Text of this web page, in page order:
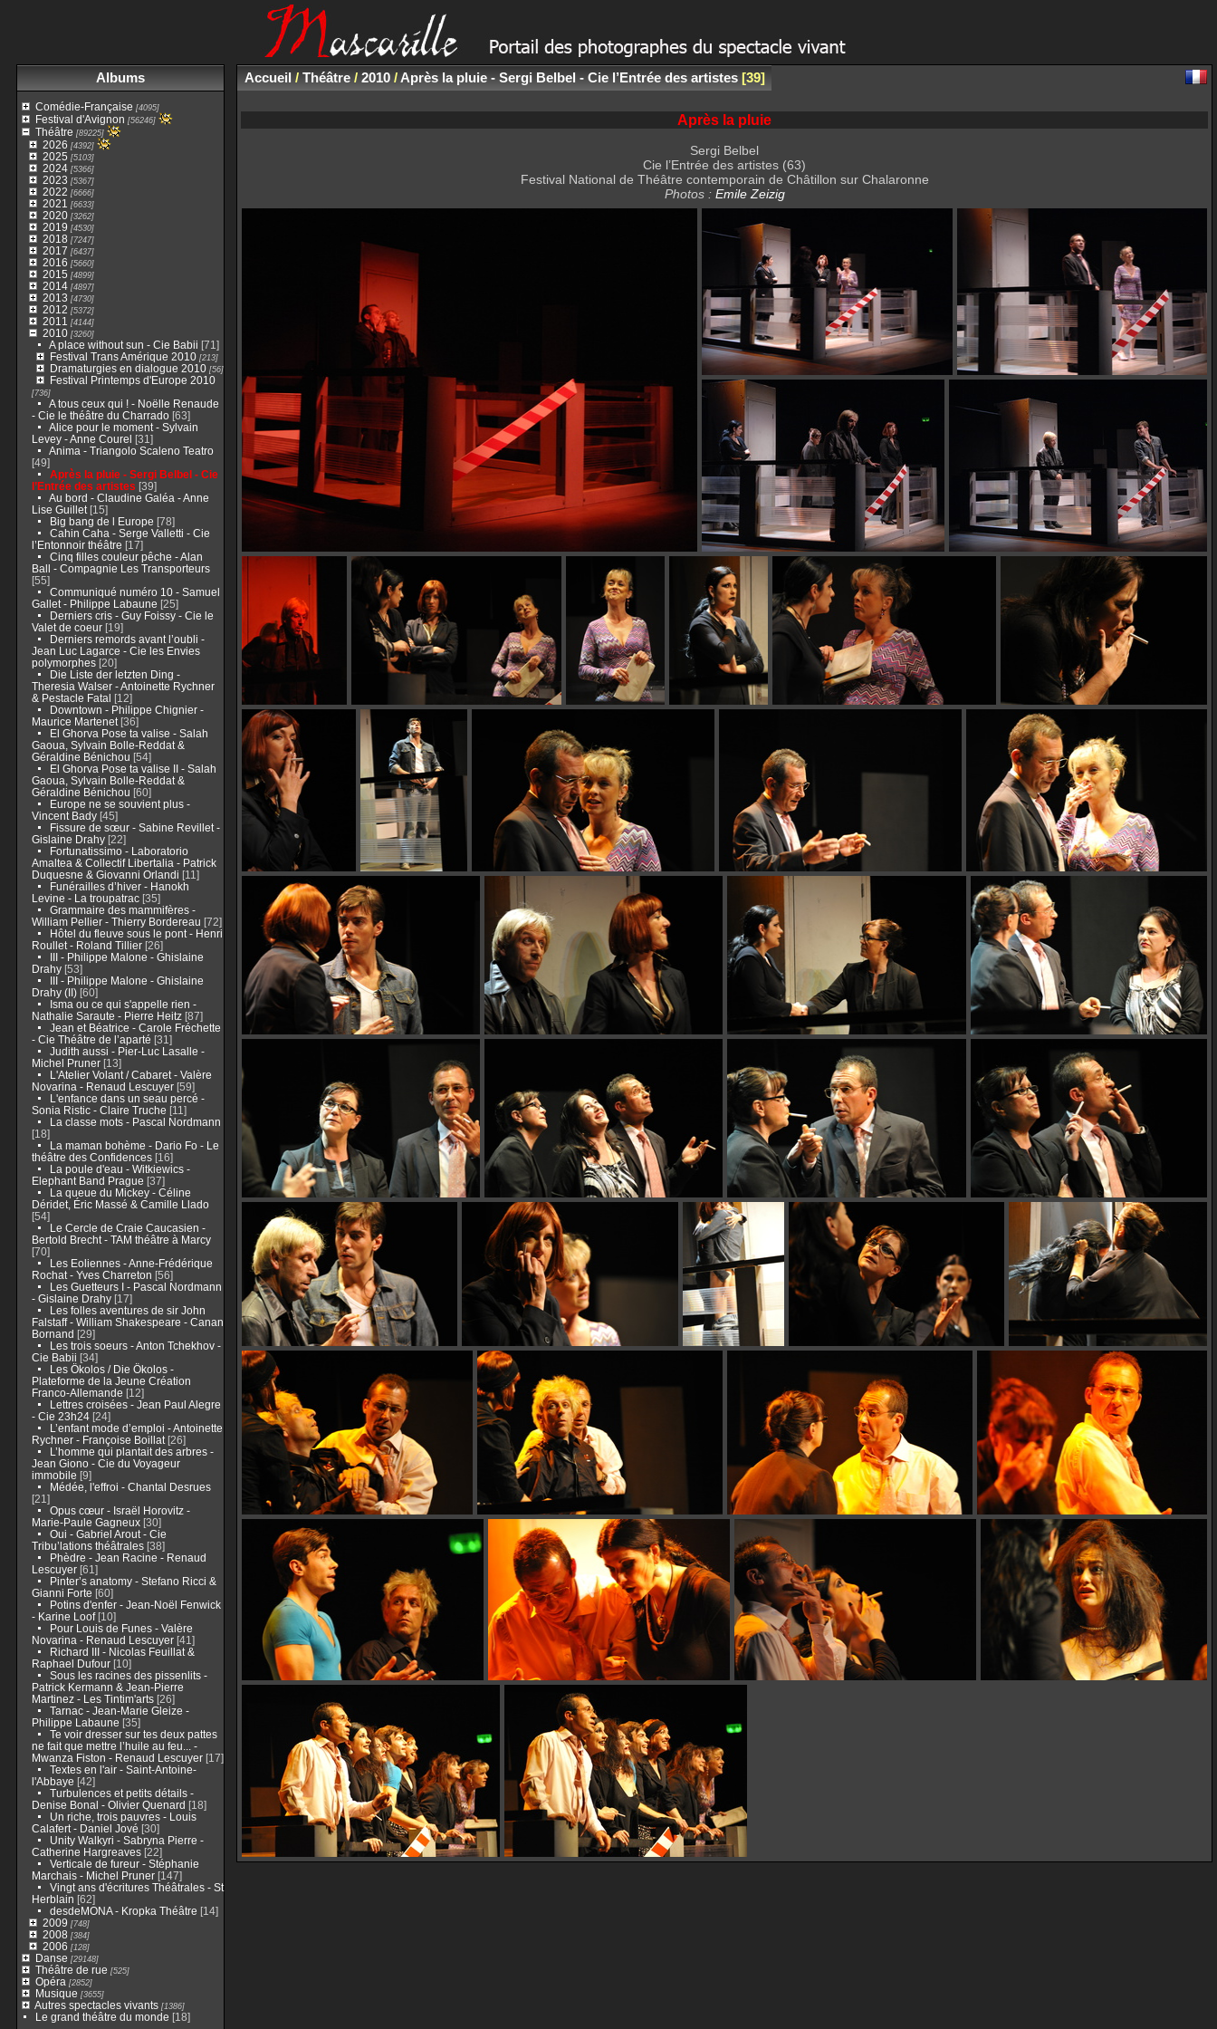
Albums
Comédie-Française [4095]
Festival d'Avignon [56246]
Théâtre [89225]
2026 [4392]
2025 [5103]
2024[5366]
2023 [5367]
2022 [6666]
2021 [6633]
2020[3262]
2019 [4530]
2018 [7247]
2017 [6437]
2016 [5660]
2015 [4899]
2014[4897]
2013 [4730]
2012 [5372]
2011 [4144]
2010[3260]
A place without sun - Cie Babii [71]
Festival Trans Amérique 2010[213]
Dramaturgies en dialogue 2010[56]
Festival Printemps d'Europe 2010
[736]
A tous ceux qui ! - Noëlle Renaude
- Cie le théâtre du Charrado[63]
Alice pour le moment - Sylvain
Levey - Anne Courel [31]
Anima - Triangolo Scaleno Teatro
[49]
Après la pluie - Sergi Belbel - Cie
l’Entrée des artistes [39]
Au bord - Claudine Galéa - Anne
Lise Guillet[15]
Big bang de l Europe [78]
Cahin Caha - Serge Valletti - Cie
l’Entonnoir théâtre [17]
Cinq filles couleur pêche - Alan
Ball - Compagnie Les Transporteurs
[55]
Communiqué numéro 10 - Samuel
Gallet - Philippe Labaune [25]
Derniers cris - Guy Foissy - Cie le
Valet de coeur[19]
Derniers remords avant l’oubli -
Jean Luc Lagarce - Cie les Envies
polymorphes[20]
Die Liste der letzten Ding -
Theresia Walser - Antoinette Rychner
& Pestacle Fatal [12]
Downtown - Philippe Chignier -
Maurice Martenet[36]
El Ghorva Pose ta valise - Salah
Gaoua, Sylvain Bolle-Reddat &
Géraldine Bénichou [54]
El Ghorva Pose ta valise II - Salah
Gaoua, Sylvain Bolle-Reddat &
Géraldine Bénichou [60]
Europe ne se souvient plus -
Vincent Bady[45]
Fissure de sœur - Sabine Revillet -
Gislaine Drahy[22]
Fortunatissimo - Laboratorio
Amaltea & Collectif Libertalia - Patrick
Duquesne & Giovanni Orlandi [11]
Funérailles d’hiver - Hanokh
Levine - La troupatrac [35]
Grammaire des mammifères -
William Pellier - Thierry Bordereau [72]
Hôtel du fleuve sous le pont - Henri
Roullet - Roland Tillier[26]
III - Philippe Malone - Ghislaine
Drahy[53]
III - Philippe Malone - Ghislaine
Drahy (II)[60]
Isma ou ce qui s'appelle rien -
Nathalie Saraute - Pierre Heitz[87]
Jean et Béatrice - Carole Fréchette
- Cie Théâtre de l’aparté [31]
Judith aussi - Pier-Luc Lasalle -
Michel Pruner[13]
L'Atelier Volant / Cabaret - Valère
Novarina - Renaud Lescuyer[59]
L'enfance dans un seau percé -
Sonia Ristic - Claire Truche [11]
La classe mots - Pascal Nordmann
[18]
La maman bohème - Dario Fo - Le
théâtre des Confidences[16]
La poule d'eau - Witkiewics -
Elephant Band Prague [37]
La queue du Mickey - Céline
Déridet, Éric Massé & Camille Llado
[54]
Le Cercle de Craie Caucasien -
Bertold Brecht - TAM théâtre à Marcy
[70]
Les Eoliennes - Anne-Frédérique
Rochat - Yves Charreton [56]
Les Guetteurs I - Pascal Nordmann
- Gislaine Drahy[17]
Les folles aventures de sir John
Falstaff - William Shakespeare - Canan
Bornand [29]
Les trois soeurs - Anton Tchekhov -
Cie Babii [34]
Les Ökolos / Die Ökolos -
Plateforme de la Jeune Création
Franco-Allemande [12]
Lettres croisées - Jean Paul Alegre
- Cie 23h24[24]
L’enfant mode d’emploi - Antoinette
Rychner - Françoise Boillat[26]
L’homme qui plantait des arbres -
Jean Giono - Cie du Voyageur
immobile [9]
Médée, l'effroi - Chantal Desrues
[21]
Opus cœur - Israël Horovitz -
Marie-Paule Gagneux[30]
Oui - Gabriel Arout - Cie
Tribu’lations théâtrales[38]
Phèdre - Jean Racine - Renaud
Lescuyer[61]
Pinter’s anatomy - Stefano Ricci &
Gianni Forte [60]
Potins d'enfer - Jean-Noël Fenwick
- Karine Loof[10]
Pour Louis de Funes - Valère
Novarina - Renaud Lescuyer[41]
Richard III - Nicolas Feuillat &
Raphael Dufour[10]
Sous les racines des pissenlits -
Patrick Kermann & Jean-Pierre
Martinez - Les Tintim'arts[26]
Tarnac - Jean-Marie Gleize -
Philippe Labaune [35]
Te voir dresser sur tes deux pattes
ne fait que mettre l’huile au feu... -
Mwanza Fiston - Renaud Lescuyer[17]
Textes en l'air - Saint-Antoine-
l'Abbaye [42]
Turbulences et petits détails -
Denise Bonal - Olivier Quenard [18]
Un riche, trois pauvres - Louis
Calafert - Daniel Jové [30]
Unity Walkyri - Sabryna Pierre -
Catherine Hargreaves[22]
Verticale de fureur - Stéphanie
Marchais - Michel Pruner[147]
Vingt ans d'écritures Théâtrales - St
Herblain [62]
desdeMONA - Kropka Théâtre [14]
2009 [748]
2008 [384]
2006 [128]
Danse [29148]
Théâtre de rue [525]
Opéra [2852]
Musique [3655]
Autres spectacles vivants[1386]
Le grand théâtre du monde [18]
Accueil/ Théâtre/ 2010/Après la pluie - Sergi Belbel - Cie l’Entrée des artistes 39
Après la pluie
Sergi Belbel
Cie l’Entrée des artistes (63)
Festival National de Théâtre contemporain de Châtillon sur Chalaronne
Photos : Emile Zeizig